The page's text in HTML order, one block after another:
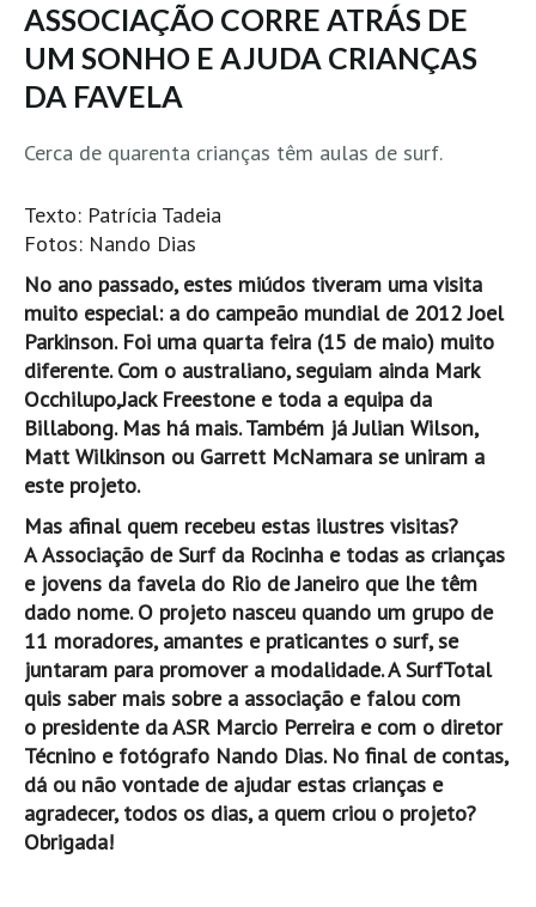
Vila Praia de Âncora HD
Viana do Castelo HD
Viana Pontão HD
Ofir
Aguçadoura HD
Póvoa de Varzim
Póvoa de Varzim - Ferrari HD
Azurara HD
Praia de Árvore - Areal HD
Mindelo
Mindelo meia laranja HD
Pedras do Corgo - Melanina HD
Cabo do Mundo HD
Leça - L'Kodak (Aterro) HD
Leça da Palmeira HD
Leça da Palmeira bar Oscar HD
Matosinhos HD
Matosinhos - Vagas Bar HD
Cabedelo do Porto
Espinho HD
Espinho vista aérea HD
Espinho - Silvalde HD
ASSOCIAÇÃO CORRE ATRÁS DE
UM SONHO E AJUDA CRIANÇAS
DA FAVELA
Cerca de quarenta crianças têm aulas de surf.
Texto: Patrícia Tadeia
Fotos: Nando Dias
No ano passado, estes miúdos tiveram uma visita
muito especial: a do campeão mundial de 2012 Joel
Parkinson. Foi uma quarta feira (15 de maio) muito
diferente. Com o australiano, seguiam ainda Mark
Occhilupo,Jack Freestonee toda a equipa da
Billabong. Mas há mais. Também já Julian Wilson,
Matt Wilkinson ou Garrett McNamara se uniram a
este projeto.
Mas afinal quem recebeu estas ilustres visitas?
AAssociação de Surf da Rocinha e todas as crianças
e jovens da favela do Rio de Janeiro que lhe têm
dado nome.O projeto nasceu quando um grupo de
11 moradores, amantes e praticantes o surf, se
juntaram para promover a modalidade. A SurfTotal
quis saber mais sobre a associação e falou com
o presidente da ASR Marcio Perreira e com o diretor
Técnino e fotógrafo Nando Dias. No final de contas,
dá ou não vontade de ajudar estas crianças e
agradecer, todos os dias, a quem criou o projeto?
Obrigada!